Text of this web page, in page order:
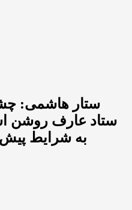
ستار هاشمی:
ستاد عارف روشن
به شرایط پیش